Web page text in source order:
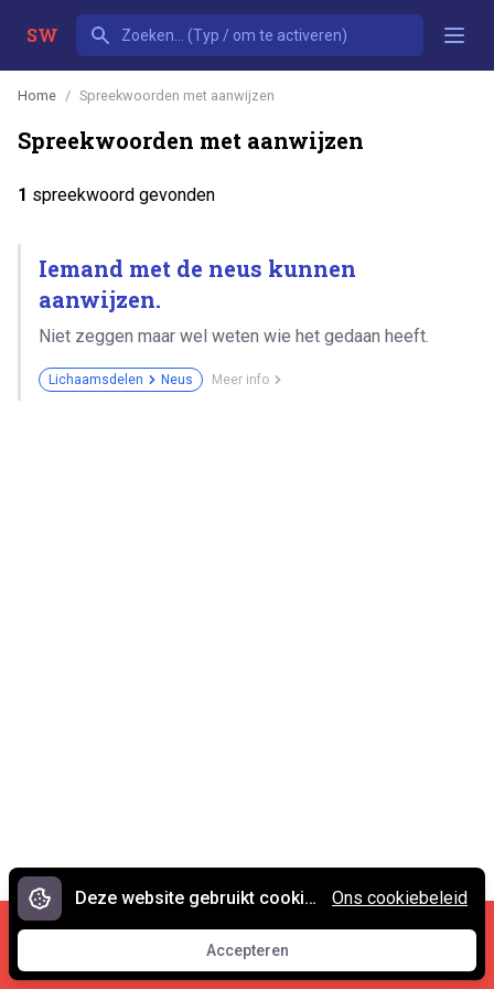
SW
Home Spreekwoorden met aanwijzen
Spreekwoorden met aanwijzen
1 spreekwoord gevonden
Iemand met de neus kunnen
aanwijzen.
Niet zeggen maar wel weten wie het gedaan heeft.
Lichaamsdelen Neus Meer info
Cookies en privacy •
Contact
© 2007 - 2026 Spreekwoorden.nl
Deze website gebruikt cookies.
Accepteren
Accepteren
Ons cookiebeleid